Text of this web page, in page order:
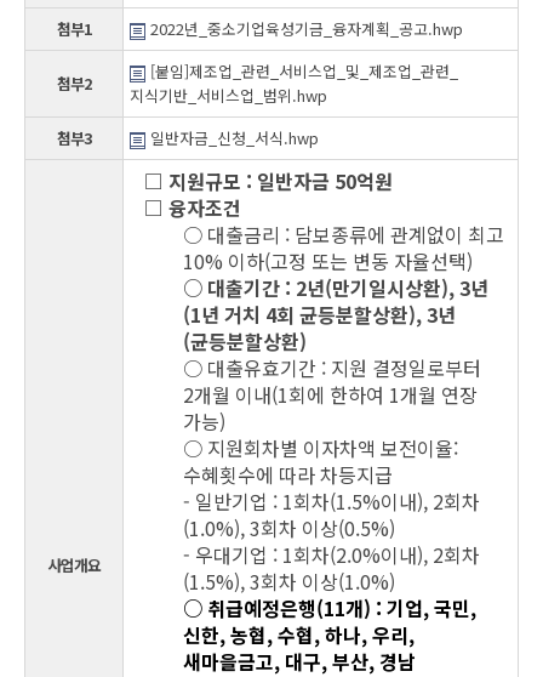
첨부1
2022년_중소기업육성기금_융자계획_공고.hwp
첨부2
[붙임]제조업_관련_서비스업_및_제조업_관련_
지식기반_서비스업_범위.hwp
첨부3
일반자금_신청_서식.hwp
사업개요
□ 지원규모 : 일반자금 50억원
□ 융자조건
○ 대출금리 : 담보종류에 관계없이 최고
10% 이하(고정 또는 변동 자율선택)
○ 대출기간 : 2년(만기일시상환), 3년
(1년 거치 4회 균등분할상환), 3년
(균등분할상환)
○ 대출유효기간 : 지원 결정일로부터
2개월 이내(1회에 한하여 1개월 연장
가능)
○ 지원회차별 이자차액 보전이율:
수혜횟수에 따라 차등지급
- 일반기업 : 1회차(1.5%이내), 2회차
(1.0%), 3회차 이상(0.5%)
- 우대기업 : 1회차(2.0%이내), 2회차
(1.5%), 3회차 이상(1.0%)
○ 취급예정은행(11개) : 기업, 국민,
신한, 농협, 수협, 하나, 우리,
새마을금고, 대구, 부산, 경남